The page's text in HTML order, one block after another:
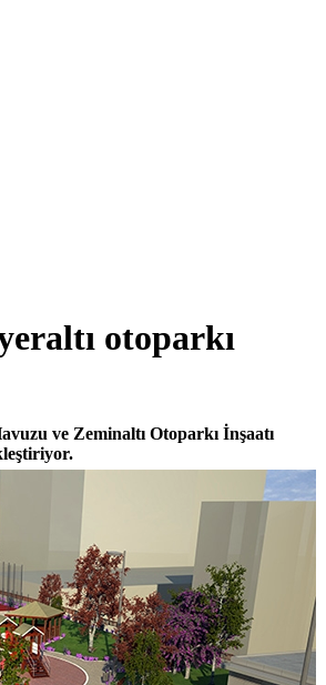
otoparkı
ve Zeminaltı Otoparkı İnşaatı